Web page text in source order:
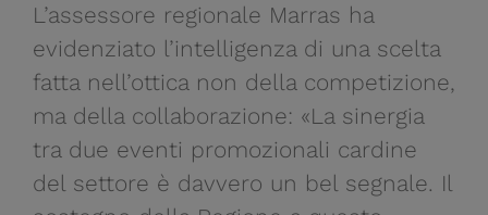
L’assessore regionale Marras ha
evidenziato l’intelligenza di una scelta
fatta nell’ottica non della competizione,
ma della collaborazione: «La sinergia
tra due eventi promozionali cardine
del settore è davvero un bel segnale. Il